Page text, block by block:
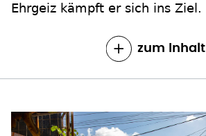
Ehrgeiz kämpft er sich ins Ziel.
zum Inhalt